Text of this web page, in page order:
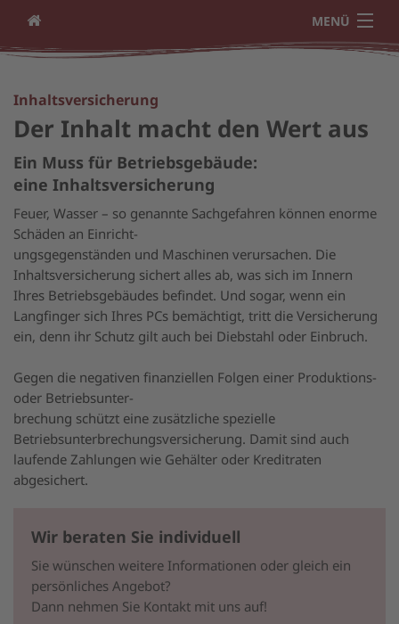
MENÜ
Über uns
Karriere
Privatversicherungen
Gewerbeversicherungen
Investment
Beteiligungen
Bausparen/Baufinanzierung
ESG-Informationen
Nachhaltigkeitsstrategie
Inhaltsversicherung
Der Inhalt macht den Wert aus
Ein Muss für Betriebsgebäude:
eine Inhaltsversicherung
Feuer, Wasser – so genannte Sachgefahren können enorme
Schäden an Einricht-
ungsgegenständen und Maschinen verursachen. Die
Inhaltsversicherung sichert alles ab, was sich im Innern
Ihres Betriebsgebäudes befindet. Und sogar, wenn ein
Langfinger sich Ihres PCs bemächtigt, tritt die Versicherung
ein, denn ihr Schutz gilt auch bei Diebstahl oder Einbruch.
Gegen die negativen finanziellen Folgen einer Produktions-
oder Betriebsunter-
brechung schützt eine zusätzliche spezielle
Betriebsunterbrechungsversicherung. Damit sind auch
laufende Zahlungen wie Gehälter oder Kreditraten
abgesichert.
Wir beraten Sie individuell
Sie wünschen weitere Informationen oder gleich ein
persönliches Angebot?
Dann nehmen Sie Kontakt mit uns auf!